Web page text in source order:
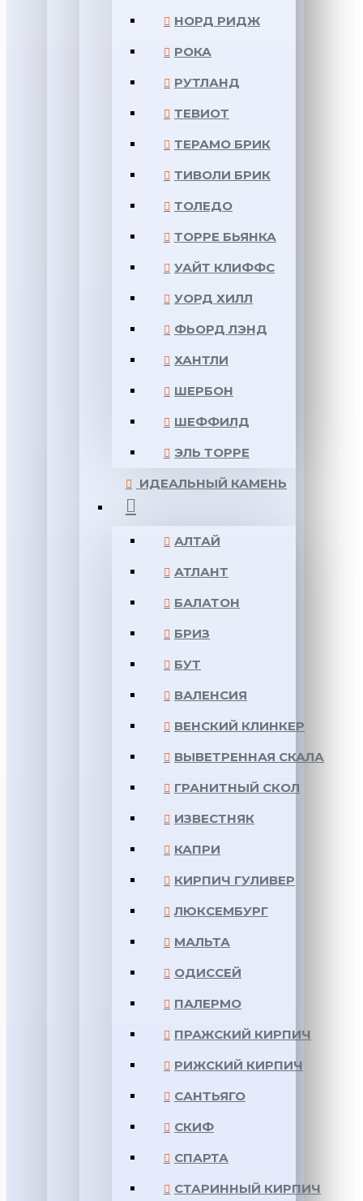
НОРД РИДЖ
РОКА
РУТЛАНД
ТЕВИОТ
ТЕРАМО БРИК
ТИВОЛИ БРИК
ТОЛЕДО
ТОРРЕ БЬЯНКА
УАЙТ КЛИФФС
УОРД ХИЛЛ
ФЬОРД ЛЭНД
ХАНТЛИ
ШЕРБОН
ШЕФФИЛД
ЭЛЬ ТОРРЕ
ИДЕАЛЬНЫЙ КАМЕНЬ
АЛТАЙ
АТЛАНТ
БАЛАТОН
БРИЗ
БУТ
ВАЛЕНСИЯ
ВЕНСКИЙ КЛИНКЕР
ВЫВЕТРЕННАЯ СКАЛА
ГРАНИТНЫЙ СКОЛ
ИЗВЕСТНЯК
КАПРИ
КИРПИЧ ГУЛИВЕР
ЛЮКСЕМБУРГ
МАЛЬТА
ОДИССЕЙ
ПАЛЕРМО
ПРАЖСКИЙ КИРПИЧ
РИЖСКИЙ КИРПИЧ
САНТЬЯГО
СКИФ
СПАРТА
СТАРИННЫЙ КИРПИЧ